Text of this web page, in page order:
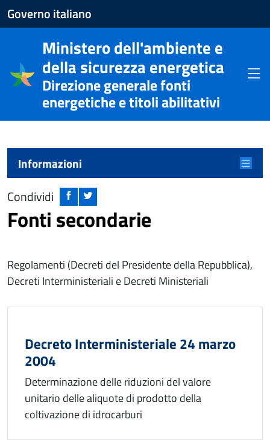
Apre
il
del
Governo
italiano
Governo italiano
Ministero dell'ambiente e
della sicurezza energetica
Direzione generale fonti
energetiche e titoli abilitativi
Informazioni
Apri
Condividi
Fonti secondarie
Regolamenti (Decreti del Presidente della Repubblica),
Decreti Interministeriali e Decreti Ministeriali
Decreto Interministeriale 24 marzo
2004
Determinazione delle riduzioni del valore
unitario delle aliquote di prodotto della
coltivazione di idrocarburi